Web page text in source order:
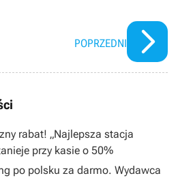
POPRZEDNI
rabat! „Najlepsza stacja
przy kasie o 50%
po polsku za darmo. Wydawca